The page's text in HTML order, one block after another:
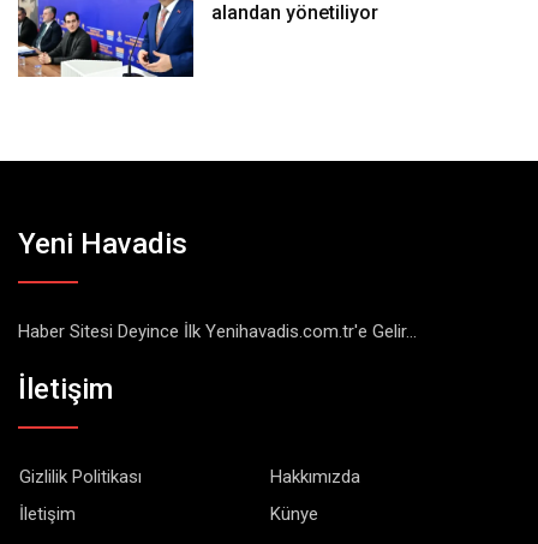
alandan yönetiliyor
Yeni Havadis
Haber Sitesi Deyince İlk Yenihavadis.com.tr'e Gelir...
İletişim
Gizlilik Politikası
Hakkımızda
İletişim
Künye